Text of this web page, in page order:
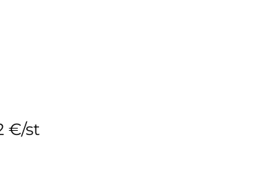
€/st